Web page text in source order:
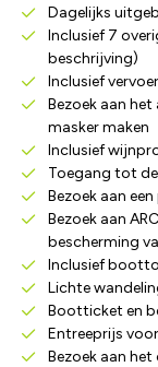
Dagelijks
Inclusief 7
beschrijving)
Inclusief
Bezoek aan
masker maken
Inclusief
Toegang tot
Bezoek aan
Bezoek aan
bescherming
Inclusief
Lichte
Bootticket en
Entreeprijs
Bezoek aan